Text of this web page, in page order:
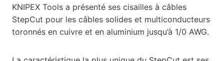
KNIPEX Tools a présenté ses cisailles à câbles
StepCut pour les câbles solides et multiconducteurs
toronnés en cuivre et en aluminium jusqu’à 1/0 AWG.